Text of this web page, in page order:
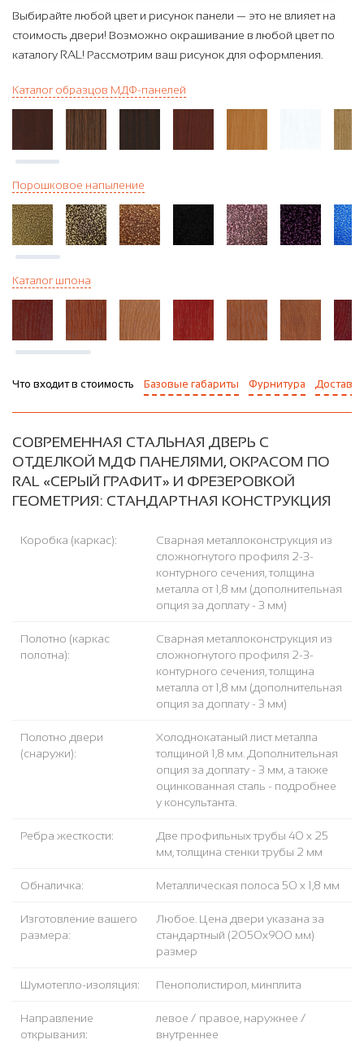
Выбирайте любой цвет и рисунок панели — это не влияет на
стоимость двери! Возможно окрашивание в любой цвет по
каталогу RAL! Рассмотрим ваш рисунок для оформления.
Каталог образцов МДФ-панелей
Порошковое напыление
Каталог шпона
Что входит в стоимость Базовые габариты Фурнитура Доставка
СОВРЕМЕННАЯ СТАЛЬНАЯ ДВЕРЬ С
ОТДЕЛКОЙ МДФ ПАНЕЛЯМИ, ОКРАСОМ ПО
RAL «СЕРЫЙ ГРАФИТ» И ФРЕЗЕРОВКОЙ
ГЕОМЕТРИЯ: СТАНДАРТНАЯ КОНСТРУКЦИЯ
Коробка (каркас):
Сварная металлоконструкция из
сложногнутого профиля 2-3-
контурного сечения, толщина
металла от 1,8 мм (дополнительная
опция за доплату - 3 мм)
Полотно (каркас
полотна):
Сварная металлоконструкция из
сложногнутого профиля 2-3-
контурного сечения, толщина
металла от 1,8 мм (дополнительная
опция за доплату - 3 мм)
Полотно двери
(снаружи):
Холоднокатаный лист металла
толщиной 1,8 мм. Дополнительная
опция за доплату - 3 мм, а также
оцинкованная сталь - подробнее
у консультанта.
Ребра жесткости:
Две профильных трубы 40 х 25
мм, толщина стенки трубы 2 мм
Обналичка: Металлическая полоса 50 х 1,8 мм
Изготовление вашего
размера:
Любое. Цена двери указана за
стандартный (2050x900 мм)
размер
Шумотепло-изоляция: Пенополистирол, минплита
Направление
открывания:
левое / правое, наружнее /
внутреннее